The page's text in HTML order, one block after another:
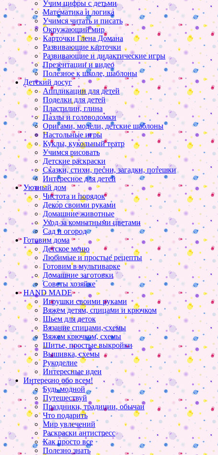
Учим цифры с детьми
Математика и логика
Учимся читать и писать
Окружающий мир
Карточки Глена Домана
Развивающие карточки
Развивающие и дидактические игры
Презентации и видео
Полезное к школе, шаблоны
Детский досуг
Аппликации для детей
Поделки для детей
Пластилин, глина
Пазлы и головоломки
Оригами, модели, детские шаблоны
Настольные игры
Куклы, кукольный театр
Учимся рисовать
Детские раскраски
Сказки, стихи, песни, загадки, потешки
Интересное для детей
Уютный дом
Чистота и порядок
Декор своими руками
Домашние животные
Уход за комнатными цветами
Сад и огород
Готовим дома
Детское меню
Любимые и простые рецепты
Готовим в мультиварке
Домашние заготовки
Советы хозяйке
HAND MADE
Игрушки своими руками
Вяжем детям, спицами и крючком
Шьем для деток
Вязание спицами, схемы
Вяжем крючком, схемы
Шитье, простые выкройки
Вышивка, схемы
Рукоделие
Интересные идеи
Интересно обо всем!
Будь модной
Путешествуй
Праздники, традиции, обычаи
Что подарить
Мир увлечений
Раскраски антистресс
Как просто все
Полезно знать